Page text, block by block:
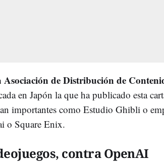
Asociación de Distribución de
en Japón la que ha publicado esta
importantes como Estudio Ghibli o
o Square Enix.
contra OpenAI